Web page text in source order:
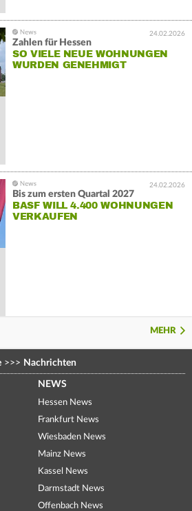
24.02.2026
Zahlen für Hessen
SO VIELE NEUE WOHNUNGEN
WURDEN GENEHMIGT
24.02.2026
Bis zum ersten Quartal 2027
BASF WILL 4.400 WOHNUNGEN
VERKAUFEN
MEHR
>>> Nachrichten
NEWS
Hessen News
Frankfurt News
Wiesbaden News
Mainz News
Kassel News
Darmstadt News
Offenbach News